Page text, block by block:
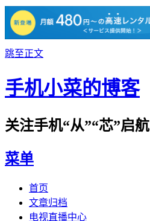
跳至正文
手机小菜的博客
关注手机“从”“芯”启航
菜单
首页
文章归档
电视直播中心